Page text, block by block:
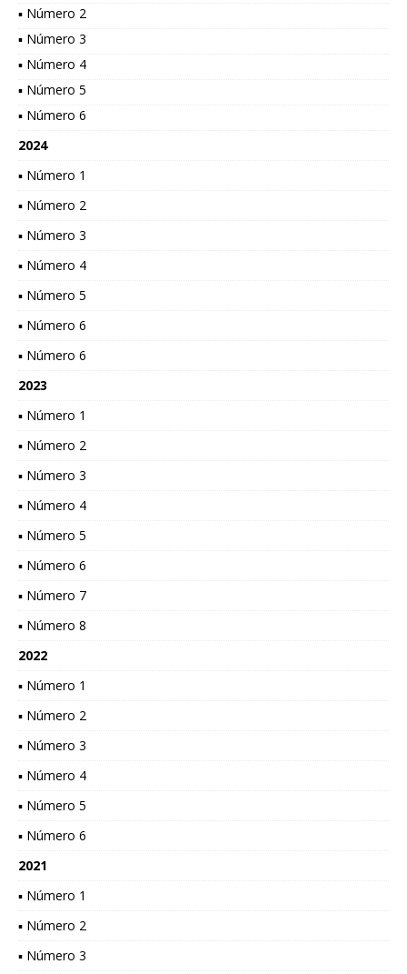
▪ Número 2
▪ Número 3
▪ Número 4
▪ Número 5
▪ Número 6
2024
▪ Número 1
▪ Número 2
▪ Número 3
▪ Número 4
▪ Número 5
▪ Número 6
▪ Número 6
2023
▪ Número 1
▪ Número 2
▪ Número 3
▪ Número 4
▪ Número 5
▪ Número 6
▪ Número 7
▪ Número 8
2022
▪ Número 1
▪ Número 2
▪ Número 3
▪ Número 4
▪ Número 5
▪ Número 6
2021
▪ Número 1
▪ Número 2
▪ Número 3